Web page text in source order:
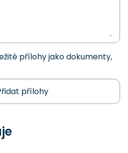
přílohy jako dokumenty,
přílohy